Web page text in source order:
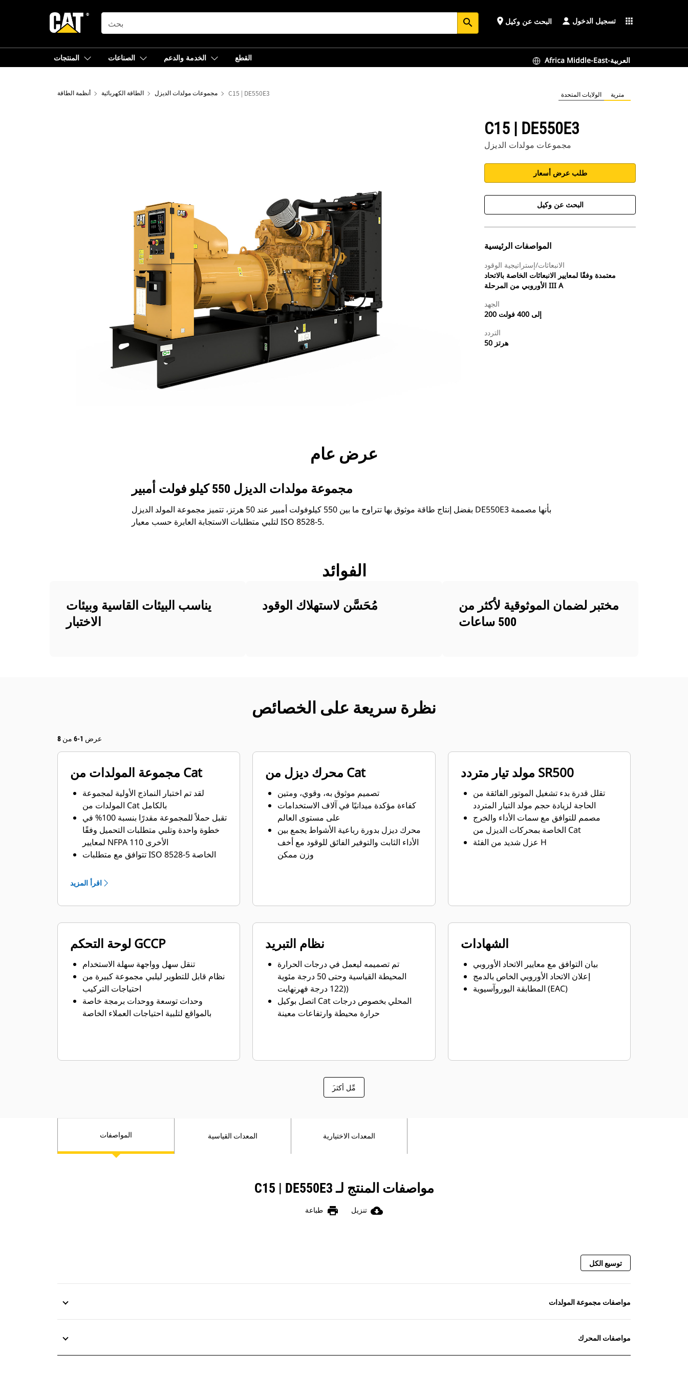
SEARCH search place البحث عن وكيل تسجيل الدخول apps
المنتجات الصناعات الخدمة والدعم القطع Africa Middle-East-العربية
أنظمة الطاقة الطاقة الكهربائية مجموعات مولدات الديزل C15 | DE550E3 الولايات المتحدة مترية
C15 | DE550E3
مجموعات مولدات الديزل
طلب عرض أسعار
البحث عن وكيل
المواصفات الرئيسية
الانبعاثات/إستراتيجية الوقود
معتمدة وفقًا لمعايير الانبعاثات الخاصة بالاتحاد
الأوروبي من المرحلة III A
الجهد
200 إلى 400 فولت
التردد
50 هرتز
الأدوات
عرض عام
مجموعة مولدات الديزل 550 كيلو فولت أمبير
بفضل إنتاج طاقة موثوق بها تتراوح ما بين 550 كيلوفولت أمبير عند 50 هرتز، تتميز مجموعة المولد الديزل DE550E3 بأنها مصممة
لتلبي متطلبات الاستجابة العابرة حسب معيار ISO 8528-5.
الفوائد
يناسب البيئات القاسية وبيئات
الاختبار
مُحَسَّن لاستهلاك الوقود
مختبر لضمان الموثوقية لأكثر من
500 ساعات
نظرة سريعة على الخصائص
عرض 1-6 من 8
مجموعة المولدات من Cat
لقد تم اختبار النماذج الأولية لمجموعة
المولدات من Cat بالكامل
تقبل حملاً للمجموعة مقدرًا بنسبة 100% في
خطوة واحدة وتلبي متطلبات التحميل وفقًا
لمعايير NFPA 110 الأخرى
تتوافق مع متطلبات ISO 8528-5 الخاصة
اقرأ المزيد
محرك ديزل من Cat
تصميم موثوق به، وقوي، ومتين
كفاءة مؤكدة ميدانيًا في آلاف الاستخدامات
على مستوى العالم
محرك ديزل بدورة رباعية الأشواط يجمع بين
الأداء الثابت والتوفير الفائق للوقود مع أخف
وزن ممكن
مولد تيار متردد SR500
تقلل قدرة بدء تشغيل الموتور الفائقة من
الحاجة لزيادة حجم مولد التيار المتردد
مصمم للتوافق مع سمات الأداء والخرج
الخاصة بمحركات الديزل من Cat
عزل شديد من الفئة H
لوحة التحكم GCCP
تنقل سهل وواجهة سهلة الاستخدام
نظام قابل للتطوير ليلبي مجموعة كبيرة من
احتياجات التركيب
وحدات توسعة ووحدات برمجة خاصة
بالمواقع لتلبية احتياجات العملاء الخاصة
نظام التبريد
تم تصميمه ليعمل في درجات الحرارة
المحيطة القياسية وحتى 50 درجة مئوية
(122 درجة فهرنهايت)
اتصل بوكيل Cat المحلي بخصوص درجات
حرارة محيطة وارتفاعات معينة
الشهادات
بيان التوافق مع معايير الاتحاد الأوروبي
إعلان الاتحاد الأوروبي الخاص بالدمج
المطابقة اليوروآسيوية (EAC)
َمِّل أكثر
المواصفات المعدات القياسية المعدات الاختيارية
مواصفات المنتج لـ C15 | DE550E3
cloud_download تنزيل print طباعة
توسيع الكل
مواصفات مجموعة المولدات
مواصفات المحرك